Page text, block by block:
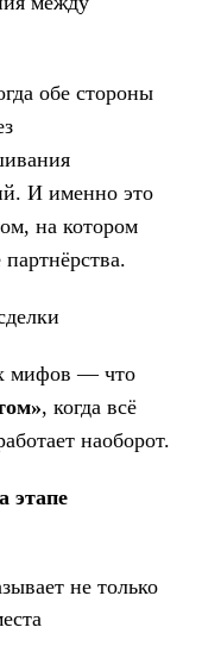
обе стороны
И именно это
на котором
мифов — что
, когда всё
наоборот.
этапе
не только